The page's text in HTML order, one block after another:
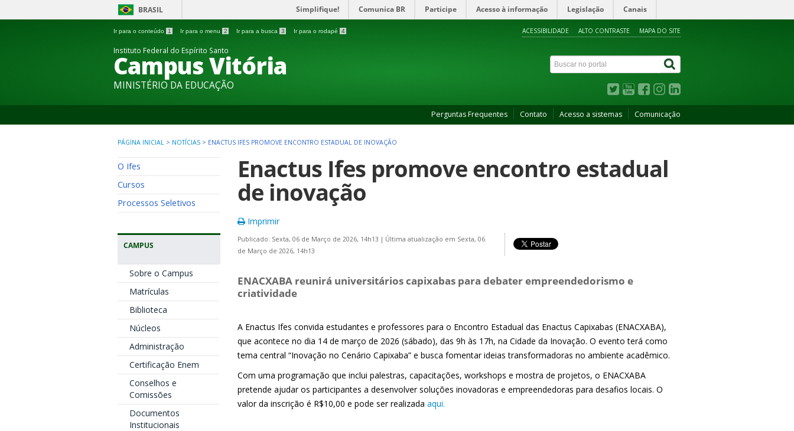
BRASIL Simplifique! Comunica BR Participe Acesso à informação Legislação Canais
Ir para o conteúdo 1 Ir para o menu 2 Ir para a busca 3 Ir para o rodapé 4 ACESSIBILIDADE ALTO CONTRASTE MAPA DO SITE
Instituto Federal do Espírito Santo
Campus Vitória
MINISTÉRIO DA EDUCAÇÃO
Perguntas Frequentes Contato Acesso a sistemas Comunicação
PÁGINA INICIAL > NOTÍCIAS > ENACTUS IFES PROMOVE ENCONTRO ESTADUAL DE INOVAÇÃO
O Ifes
Cursos
Processos Seletivos
CAMPUS
Sobre o Campus
Matrículas
Biblioteca
Núcleos
Administração
Certificação Enem
Conselhos e
Comissões
Documentos
Institucionais
Enactus Ifes promove encontro estadual
de inovação
Imprimir
Publicado: Sexta, 06 de Março de 2026, 14h13 | Última atualização em Sexta, 06
de Março de 2026, 14h13
ENACXABA reunirá universitários capixabas para debater empreendedorismo e
criatividade
A Enactus Ifes convida estudantes e professores para o Encontro Estadual das Enactus Capixabas (ENACXABA),
que acontece no dia 14 de março de 2026 (sábado), das 9h às 17h, na Cidade da Inovação. O evento terá como
tema central “Inovação no Cenário Capixaba” e busca fomentar ideias transformadoras no ambiente acadêmico.
Com uma programação que inclui palestras, capacitações, workshops e mostra de projetos, o ENACXABA
pretende ajudar os participantes a desenvolver soluções inovadoras e empreendedoras para desafios locais. O
valor da inscrição é R$10,00 e pode ser realizada aqui.